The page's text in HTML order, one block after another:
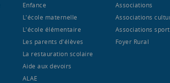
Enfance
L'école maternelle
L'école élémentaire
Les parents d'élèves
La restauration scolaire
Aide aux devoirs
ALAE
Associations
Associations
Associations
Foyer Rural